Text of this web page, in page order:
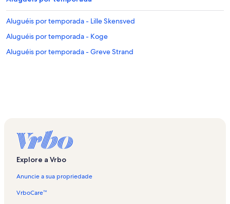
Aluguéis por temporada - Lille Skensved
Aluguéis por temporada - Koge
Aluguéis por temporada - Greve Strand
Explore a Vrbo
Anuncie a sua propriedade
VrboCare™